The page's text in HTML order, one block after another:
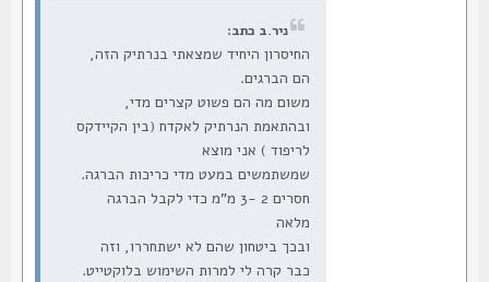
ניר.ב כתב:
החיסרון היחיד שמצאתי בנרתיק הזה,
הם הברגים.
משום מה הם פשוט קצרים מדי,
ובהתאמת הנרתיק לאקדח (בין הקיידקס
לריפוד ) אני מוצא
שמשתמשים במעט מדי כריכות הברגה.
חסרים 2 -3 מ"מ כדי לקבל הברגה
ובכך ביטחון שהם לא ישתחררו, וזה
כבר קרה לי למרות השימוש בלוקטייט.